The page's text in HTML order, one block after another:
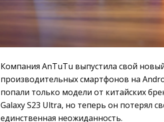
Компания AnTuTu выпустила свой
производительных смартфонов на
попали только модели от китайских
Galaxy S23 Ultra, но теперь он потерял
единственная неожиданность.